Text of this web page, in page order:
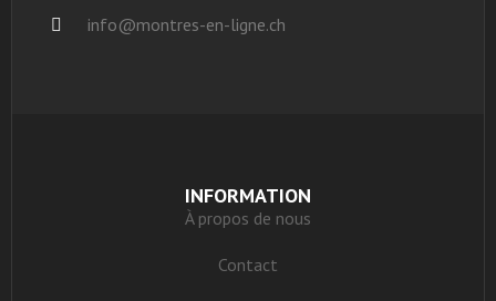
info@montres-en-ligne.ch
INFORMATION
À propos de nous
Contact